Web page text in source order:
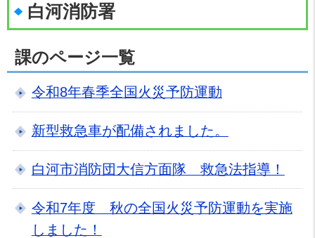
白河消防署
課のページ一覧
令和8年春季全国火災予防運動
新型救急車が配備されました。
白河市消防団大信方面隊 救急法指導！
令和7年度 秋の全国火災予防運動を実施
しました！